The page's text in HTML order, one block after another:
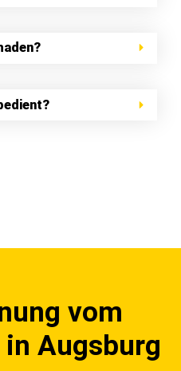
vom
Augsburg